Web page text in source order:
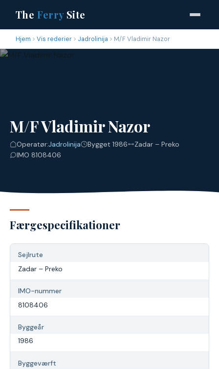
The FerrySite
Hjem Vis rederier Jadrolinija M/F Vladimir Nazor
M/F Vladimir Nazor
Operatør:Jadrolinija Bygget 1986
Zadar – Preko
IMO 8108406
Færgespecifikationer
Sejlrute
Zadar – Preko
IMO-nummer
8108406
Byggeår
1986
Byggeværft